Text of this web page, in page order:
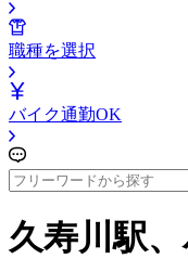
職種を選択
バイク通勤OK
久寿川駅